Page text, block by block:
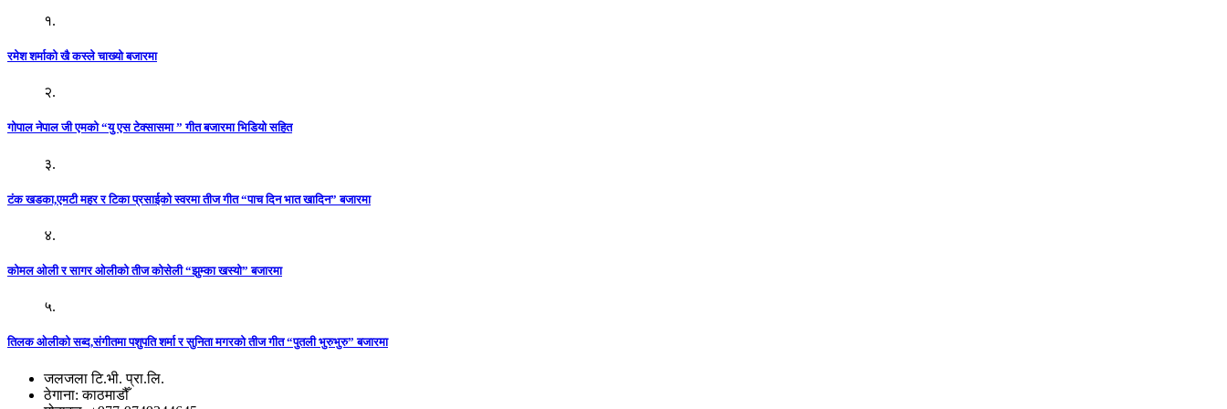
१.
रमेश शर्माको खै कस्ले चाख्यो बजारमा
२.
गोपाल नेपाल जी एमको “यु एस टेक्सासमा ” गीत बजारमा भिडियो सहित
३.
टंक खडका,एमटी महर र टिका प्रसाईको स्वरमा तीज गीत “पाच दिन भात खादिन” बजारमा
४.
कोमल ओली र सागर ओलीको तीज कोसेली “झुम्का खस्यो” बजारमा
५.
तिलक ओलीको सब्द,संगीतमा पशुपति शर्मा र सुनिता मगरको तीज गीत “पुतली भुरुभुरु” बजारमा
जलजला टि.भी. प्रा.लि.
ठेगाना: काठमाडौँ